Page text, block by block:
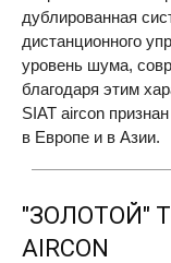
дублированная
дистанционного
уровень шума,
благодаря этим
SIAT aircon
в Европе и в Азии.
"ЗОЛОТОЙ"
AIRCON